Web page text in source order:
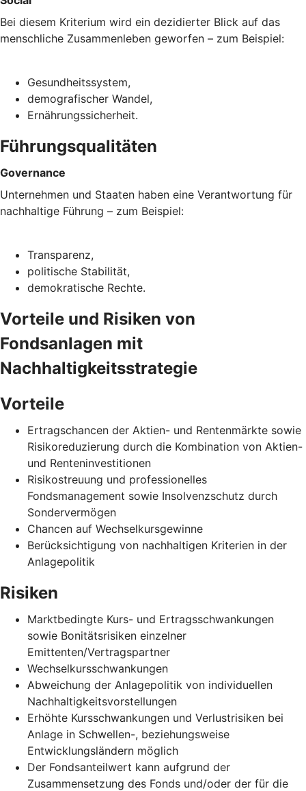
Bei diesem Kriterium wird ein dezidierter Blick auf das
menschliche Zusammenleben geworfen – zum Beispiel:
Gesundheitssystem,
demografischer Wandel,
Ernährungssicherheit.
Führungsqualitäten
Governance
Unternehmen und Staaten haben eine Verantwortung für
nachhaltige Führung – zum Beispiel:
Transparenz,
politische Stabilität,
demokratische Rechte.
Vorteile und Risiken von
Fondsanlagen mit
Nachhaltigkeitsstrategie
Vorteile
Ertragschancen der Aktien- und Rentenmärkte sowie
Risikoreduzierung durch die Kombination von Aktien-
und Renteninvestitionen
Risikostreuung und professionelles
Fondsmanagement sowie Insolvenzschutz durch
Sondervermögen
Chancen auf Wechselkursgewinne
Berücksichtigung von nachhaltigen Kriterien in der
Anlagepolitik
Risiken
Marktbedingte Kurs- und Ertragsschwankungen
sowie Bonitätsrisiken einzelner
Emittenten/Vertragspartner
Wechselkursschwankungen
Abweichung der Anlagepolitik von individuellen
Nachhaltigkeitsvorstellungen
Erhöhte Kursschwankungen und Verlustrisiken bei
Anlage in Schwellen-, beziehungsweise
Entwicklungsländern möglich
Der Fondsanteilwert kann aufgrund der
Zusammensetzung des Fonds und/oder der für die